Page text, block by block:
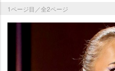
1ページ目／全2ページ